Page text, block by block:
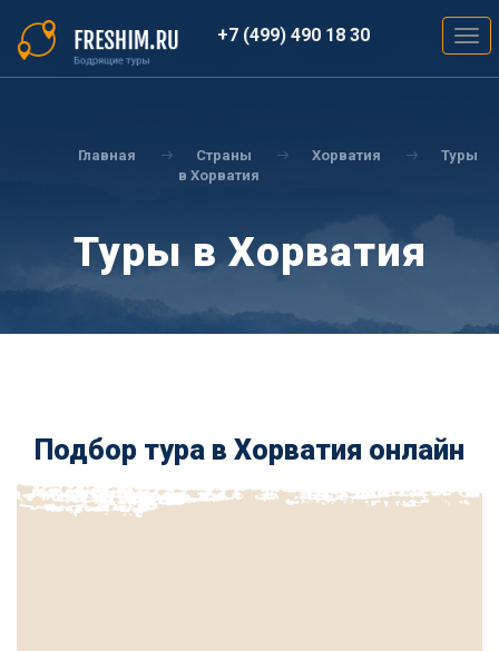
основному
содержанию
+7 (499) 490 18 30
Главная Страны Хорватия
Туры
в Хорватия
Туры в Хорватия
Подбор тура в Хорватия онлайн